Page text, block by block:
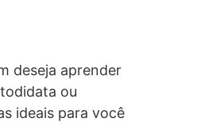
deseja aprender
ou
ideais para você